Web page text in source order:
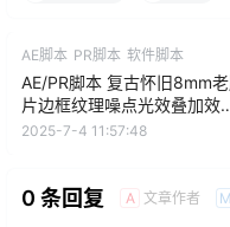
AE脚本 PR脚本 软件脚本
AE/PR脚本 复古怀旧8mm
片边框纹理噪点光效叠加效
ROLLBACK8 Pro
2025-7-4 11:57:48
0 条回复 A 文章作者 M